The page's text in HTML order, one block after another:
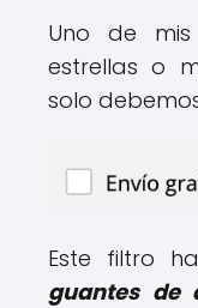
Uno de
estrellas o
solo
Este filtro
guantes de